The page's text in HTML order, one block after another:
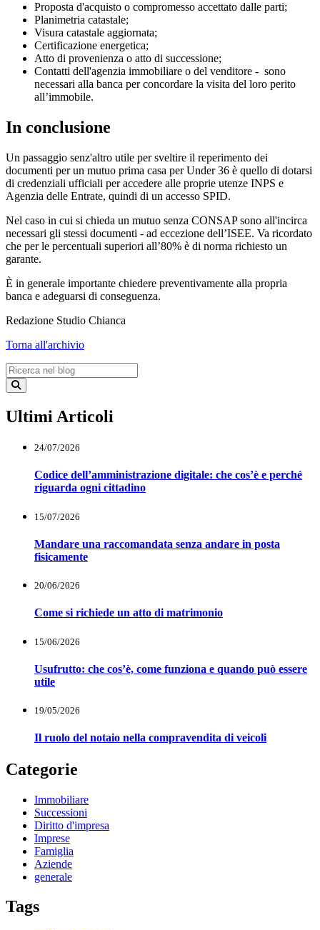
Proposta d'acquisto o compromesso accettato dalle parti;
Planimetria catastale;
Visura catastale aggiornata;
Certificazione energetica;
Atto di provenienza o atto di successione;
Contatti dell'agenzia immobiliare o del venditore - sono
necessari alla banca per concordare la visita del loro perito
all’immobile.
In conclusione
Un passaggio senz'altro utile per sveltire il reperimento dei
documenti per un mutuo prima casa per Under 36 è quello di dotarsi
di credenziali ufficiali per accedere alle proprie utenze INPS e
Agenzia delle Entrate, quindi di un accesso SPID.
Nel caso in cui si chieda un mutuo senza CONSAP sono all'incirca
necessari gli stessi documenti - ad eccezione dell’ISEE. Va ricordato
che per le percentuali superiori all’80% è di norma richiesto un
garante.
È in generale importante chiedere preventivamente alla propria
banca e adeguarsi di conseguenza.
Redazione Studio Chianca
Torna all'archivio
Ultimi Articoli
24/07/2026
Codice dell’amministrazione digitale: che cos’è e perché
riguarda ogni cittadino
15/07/2026
Mandare una raccomandata senza andare in posta
fisicamente
20/06/2026
Come si richiede un atto di matrimonio
15/06/2026
Usufrutto: che cos’è, come funziona e quando può essere
utile
19/05/2026
Il ruolo del notaio nella compravendita di veicoli
Categorie
Immobiliare
Successioni
Diritto d'impresa
Imprese
Famiglia
Aziende
generale
Tags